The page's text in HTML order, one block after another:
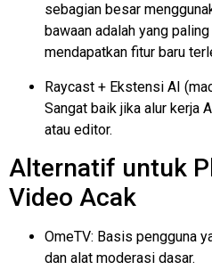
sebagian besar
bawaan adalah yang
mendapatkan fitur baru
Raycast + Ekstensi AI
Sangat baik jika alur kerja
atau editor.
Alternatif untuk
Video Acak
OmeTV: Basis pengguna
dan alat moderasi dasar.